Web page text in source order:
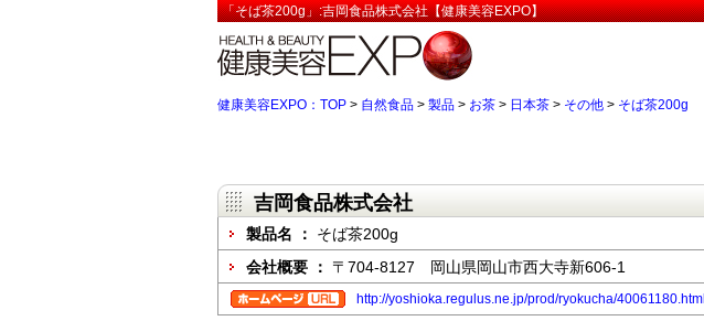
「そば茶200g」:吉岡食品株式会社【健康美容EXPO】
健康美容EXPO：TOP > 自然食品 > 製品 > お茶 > 日本茶 > その他 > そば茶200g
吉岡食品株式会社
製品名 ： そば茶200g
会社概要 ： 〒704-8127 岡山県岡山市西大寺新606-1
http://yoshioka.regulus.ne.jp/prod/ryokucha/40061180.html